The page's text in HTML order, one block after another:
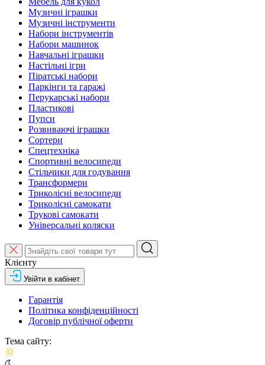
Музичні іграшки
Музичні інструменти
Набори інструментів
Набори машинок
Навчальні іграшки
Настільні ігри
Піратські набори
Паркінги та гаражі
Перукарські набори
Пластикові
Пупси
Розвиваючі іграшки
Сортери
Спецтехніка
Спортивні велосипеди
Стільчики для годування
Трансформери
Триколісні велосипеди
Триколісні самокати
Трукові самокати
Універсальні коляски
Клієнту
Увійти в кабінет
Гарантія
Політика конфіденційності
Договір публічної оферти
Тема сайту: